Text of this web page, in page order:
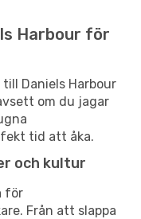
Harbour för
Daniels Harbour
om du jagar
tid att åka.
och kultur
för
Från att slappa